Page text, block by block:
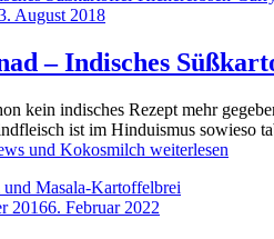
August 2018
– Indisches
kein indisches Rezept mehr
ist im Hinduismus sowieso
und Kokosmilch weiterlesen
20166. Februar 2022